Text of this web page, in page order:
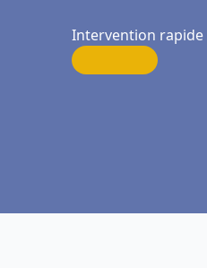
Intervention rapide